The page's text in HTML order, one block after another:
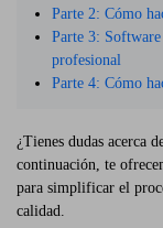
Parte 2: Cómo
Parte 3:
profesional
Parte 4: Cómo
¿Tienes dudas acerca
continuación, te
para simplificar el
calidad.